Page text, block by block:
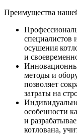
Преимущества
специалистов
осушения
и
методы и
позволяет
затраты на
особенности
и
котлована,